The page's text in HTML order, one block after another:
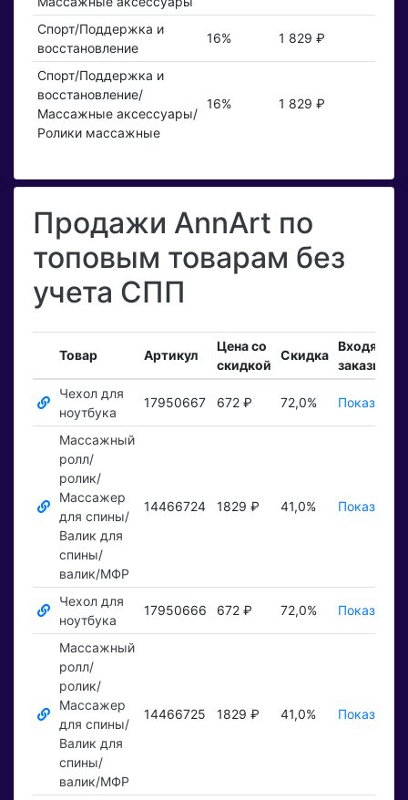
Спорт/Поддержка и
восстановление
16% 1 829 ₽
Спорт/Поддержка и
восстановление/
Массажные аксессуары/
Ролики массажные
16% 1 829 ₽
Продажи AnnArt по
топовым товарам без
учета СПП
Товар Артикул
Цена со
скидкой
Скидка
Входящие
заказы
Чехол для
ноутбука
17950667 672 ₽ 72,0% Показать ₽
Массажный
ролл/
ролик/
Массажер
для спины/
Валик для
спины/
валик/МФР
14466724 1829 ₽ 41,0% Показать ₽
Чехол для
ноутбука
17950666 672 ₽ 72,0% Показать ₽
Массажный
ролл/
ролик/
Массажер
для спины/
Валик для
спины/
валик/МФР
14466725 1829 ₽ 41,0% Показать ₽